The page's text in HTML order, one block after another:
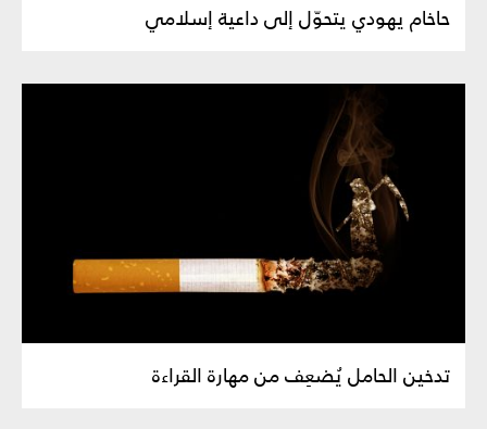
حاخام يهودي يتحوّل إلى داعية إسلامي
تدخين الحامل يُضعِف من مهارة القراءة